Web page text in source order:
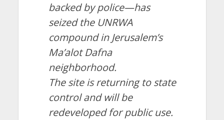
backed by police—has
seized the UNRWA
compound in Jerusalem’s
Ma’alot Dafna
neighborhood.
The site is returning to state
control and will be
redeveloped for public use.